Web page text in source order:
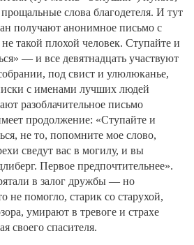
слова благодетеля. И тут
получают анонимное письмо с
такой плохой человек. Ступайте и
— и все девятнадцать участвуют
под свист и улюлюканье,
с именами лучших людей
разоблачительное письмо
продолжение: «Ступайте и
не то, попомните мое слово,
сведут вас в могилу, и вы
Первое предпочтительнее».
в залог дружбы — но
не помогло, старик со старухой,
умирают в тревоге и страхе
своего спасителя.